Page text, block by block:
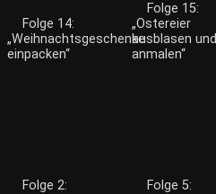
Folge 14:
„Weihnachtsgeschenke
einpacken“
Folge 15:
„Ostereier
ausblasen und
anmalen“
Folge 2:
Folge 5: